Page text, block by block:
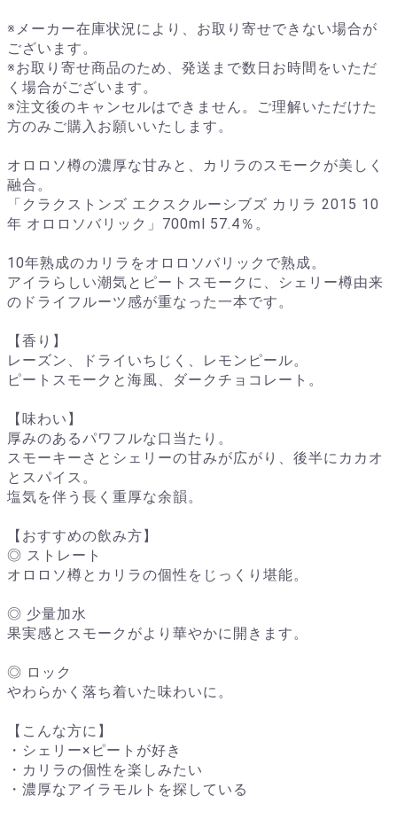
※メーカー在庫状況により、お取り寄せできない場合が
ございます。
※お取り寄せ商品のため、発送まで数日お時間をいただ
く場合がございます。
※注文後のキャンセルはできません。ご理解いただけた
方のみご購入お願いいたします。
オロロソ樽の濃厚な甘みと、カリラのスモークが美しく
融合。
「クラクストンズ エクスクルーシブズ カリラ 2015 10
年 オロロソバリック」700ml 57.4％。
10年熟成のカリラをオロロソバリックで熟成。
アイラらしい潮気とピートスモークに、シェリー樽由来
のドライフルーツ感が重なった一本です。
【香り】
レーズン、ドライいちじく、レモンピール。
ピートスモークと海風、ダークチョコレート。
【味わい】
厚みのあるパワフルな口当たり。
スモーキーさとシェリーの甘みが広がり、後半にカカオ
とスパイス。
塩気を伴う長く重厚な余韻。
【おすすめの飲み方】
◎ ストレート
オロロソ樽とカリラの個性をじっくり堪能。
◎ 少量加水
果実感とスモークがより華やかに開きます。
◎ ロック
やわらかく落ち着いた味わいに。
【こんな方に】
・シェリー×ピートが好き
・カリラの個性を楽しみたい
・濃厚なアイラモルトを探している